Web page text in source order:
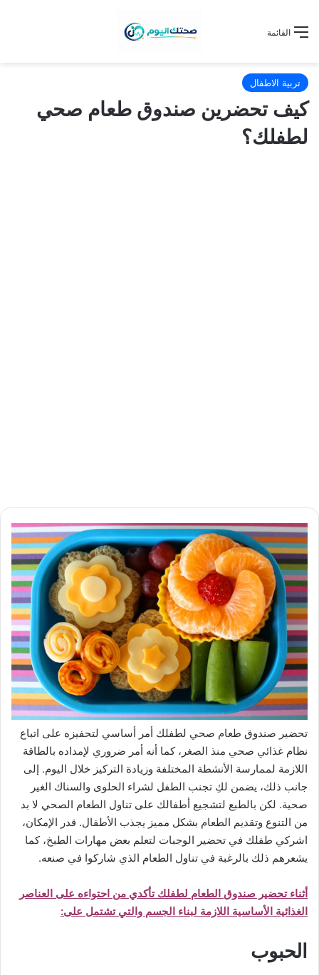
القائمة
تربية الاطفال
كيف تحضرين صندوق طعام صحي
لطفلك؟
تحضير صندوق طعام صحي لطفلك أمر أساسي لتحفيزه على اتباع
نظام غذائي صحي منذ الصغر، كما أنه أمر ضروري لإمداده بالطاقة
اللازمة لممارسة الأنشطة المختلفة وزيادة التركيز خلال اليوم. إلى
جانب ذلك، يضمن لكِ تجنب الطفل لشراء الحلوى والسناك الغير
صحية. لكن بالطبع لتشجيع أطفالك على تناول الطعام الصحي لا بد
من التنوع وتقديم الطعام بشكل مميز يجذب الأطفال. قدر الإمكان،
اشركي طفلك في تحضير الوجبات لتعلم بعض مهارات الطبخ، كما
يشعرهم ذلك بالرغبة في تناول الطعام الذي شاركوا في صنعه.
أثناء تحضير صندوق الطعام لطفلك تأكدي من احتواءه على العناصر
الغذائية الأساسية اللازمة لبناء الجسم والتي تشتمل على:
الحبوب